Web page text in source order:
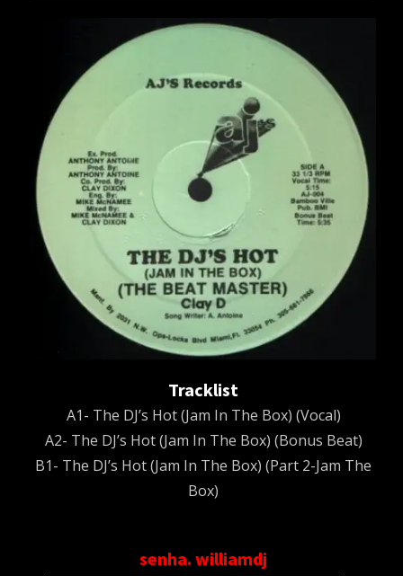
Tracklist
A1- The DJ’s Hot (Jam In The Box) (Vocal)
A2- The DJ’s Hot (Jam In The Box) (Bonus Beat)
B1- The DJ’s Hot (Jam In The Box) (Part 2-Jam The
Box)
senha. williamdj